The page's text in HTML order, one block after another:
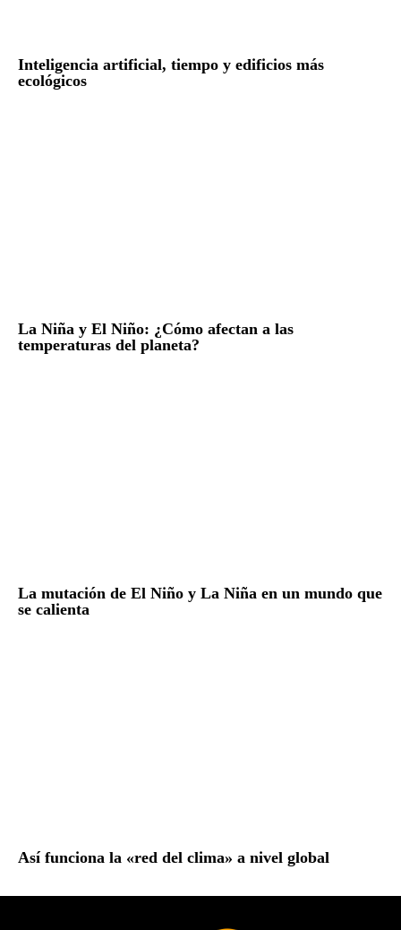
Inteligencia artificial, tiempo y edificios más
ecológicos
La Niña y El Niño: ¿Cómo afectan a las
temperaturas del planeta?
La mutación de El Niño y La Niña en un mundo que
se calienta
Así funciona la «red del clima» a nivel global